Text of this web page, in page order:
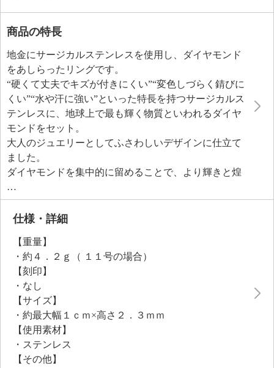
商品の特長
地金にサージカルステンレスを使用し、ダイヤモンド
をあしらったリングです。
“硬くて丈夫でキズが付きにくい”“変色しづらく錆びに
くい”“水や汗に強い”といった特長を持つサージカルス
テンレスに、地球上で最も輝く物質といわれるダイヤ
モンドをセット。
大人のジュエリーとしてふさわしいデザインに仕立て
ました。
ダイヤモンドを集中的に留めることで、より輝きと煌
めきを感じられるよう工夫しています。
仕様・詳細
【重量】
・約４．２ｇ（ １１号の場合）
【刻印】
・なし
【サイズ】
・約最大幅１ｃｍ×高さ２．３ｍｍ
【使用素材】
・ステンレス
【その他】